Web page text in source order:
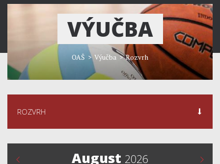
VÝUČBA
OAŠ > Výučba > Rozvrh
ROZVRH
August 2026